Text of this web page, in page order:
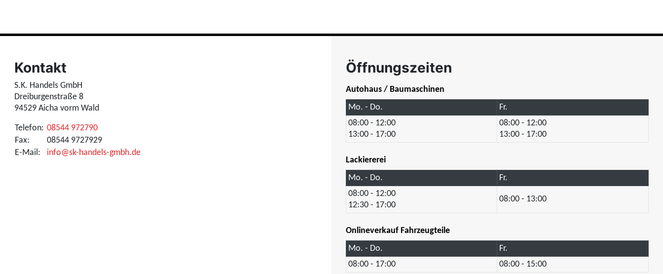
Kontakt
S.K. Handels GmbH
Dreiburgenstraße 8
94529 Aicha vorm Wald
Telefon: 08544 972790
Fax:
08544 9727929
E-Mail:
info@sk-handels-gmbh.de
Öffnungszeiten
Autohaus / Baumaschinen
Mo. - Do.
Fr.
08:00 - 12:00
13:00 - 17:00
08:00 - 12:00
13:00 - 17:00
Lackiererei
Mo. - Do.
Fr.
08:00 - 12:00
12:30 - 17:00
08:00 - 13:00
Onlineverkauf Fahrzeugteile
Mo. - Do.
Fr.
08:00 - 17:00
08:00 - 15:00